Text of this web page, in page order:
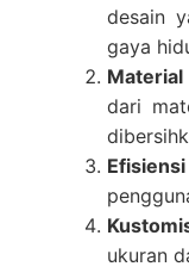
desain
gaya
dari
ukuran